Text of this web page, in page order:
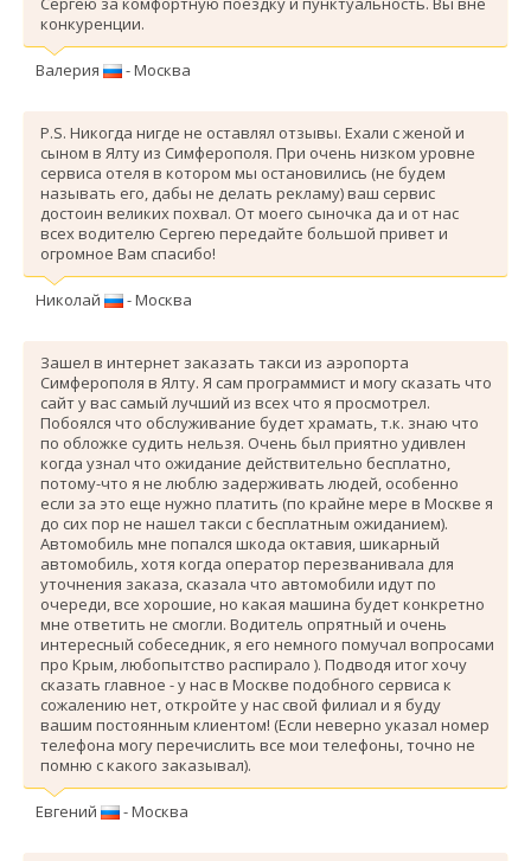
конкуренции.
Валерия - Москва
P.S. Никогда нигде не оставлял отзывы. Ехали с женой и
сыном в Ялту из Симферополя. При очень низком уровне
сервиса отеля в котором мы остановились (не будем
называть его, дабы не делать рекламу) ваш сервис
достоин великих похвал. От моего сыночка да и от нас
всех водителю Сергею передайте большой привет и
огромное Вам спасибо!
Николай - Москва
Зашел в интернет заказать такси из аэропорта
Симферополя в Ялту. Я сам программист и могу сказать что
сайт у вас самый лучший из всех что я просмотрел.
Побоялся что обслуживание будет храмать, т.к. знаю что
по обложке судить нельзя. Очень был приятно удивлен
когда узнал что ожидание действительно бесплатно,
потому-что я не люблю задерживать людей, особенно
если за это еще нужно платить (по крайне мере в Москве я
до сих пор не нашел такси с бесплатным ожиданием).
Автомобиль мне попался шкода октавия, шикарный
автомобиль, хотя когда оператор перезванивала для
уточнения заказа, сказала что автомобили идут по
очереди, все хорошие, но какая машина будет конкретно
мне ответить не смогли. Водитель опрятный и очень
интересный собеседник, я его немного помучал вопросами
про Крым, любопытство распирало ). Подводя итог хочу
сказать главное - у нас в Москве подобного сервиса к
сожалению нет, откройте у нас свой филиал и я буду
вашим постоянным клиентом! (Если неверно указал номер
телефона могу перечислить все мои телефоны, точно не
помню с какого заказывал).
Евгений - Москва